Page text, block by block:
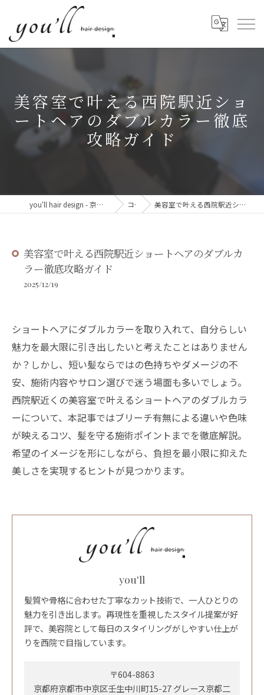
美容室で叶える西院駅近ショ
ートヘアのダブルカラー徹底
攻略ガイド
you'll hair design - 京都・西院の、髪と心が整う美容室。 コラム 美容室で叶える西院駅近ショートヘアのダブルカラー徹底攻略ガイド
美容室で叶える西院駅近ショートヘアのダブルカ
ラー徹底攻略ガイド
2025/12/19
ショートヘアにダブルカラーを取り入れて、自分らしい
魅力を最大限に引き出したいと考えたことはありません
か？しかし、短い髪ならではの色持ちやダメージの不
安、施術内容やサロン選びで迷う場面も多いでしょう。
西院駅近くの美容室で叶えるショートヘアのダブルカラ
ーについて、本記事ではブリーチ有無による違いや色味
が映えるコツ、髪を守る施術ポイントまでを徹底解説。
希望のイメージを形にしながら、負担を最小限に抑えた
美しさを実現するヒントが見つかります。
you'll
髪質や骨格に合わせた丁寧なカット技術で、一人ひとりの
魅力を引き出します。再現性を重視したスタイル提案が好
評で、美容院として毎日のスタイリングがしやすい仕上が
りを西院で目指しています。
〒604-8863
京都府京都市中京区壬生中川町15-27 グレース京都二